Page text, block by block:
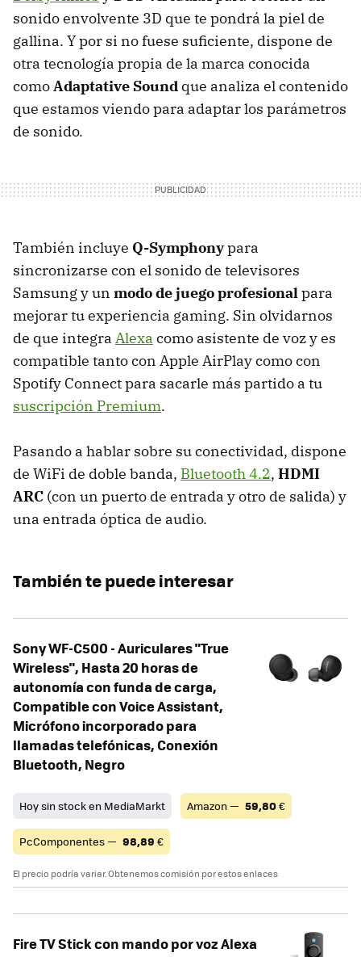
sonido envolvente 3D que te pondrá la piel de
gallina. Y por si no fuese suficiente, dispone de
otra tecnología propia de la marca conocida
comoAdaptative Sound que analiza el contenido
que estamos viendo para adaptar los parámetros
de sonido.
También incluye Q-Symphonypara
sincronizarse con el sonido de televisores
Samsung y un modo de juego profesionalpara
mejorar tu experiencia gaming. Sin olvidarnos
de que integra Alexa como asistente de voz y es
compatible tanto con Apple AirPlay como con
Spotify Connect para sacarle más partido a tu
suscripción Premium.
Pasando a hablar sobre su conectividad, dispone
de WiFi de doble banda, Bluetooth 4.2, HDMI
ARC (con un puerto de entrada y otro de salida) y
una entrada óptica de audio.
También te puede interesar
Sony WF-C500 - Auriculares "True
Wireless", Hasta 20 horas de
autonomía con funda de carga,
Compatible con Voice Assistant,
Micrófono incorporado para
llamadas telefónicas, Conexión
Bluetooth, Negro
Hoy sin stock en MediaMarkt Amazon — 59,80€
PcComponentes — 98,89 €
El precio podría variar. Obtenemos comisión por estos enlaces
Fire TV Stick con mando por voz Alexa